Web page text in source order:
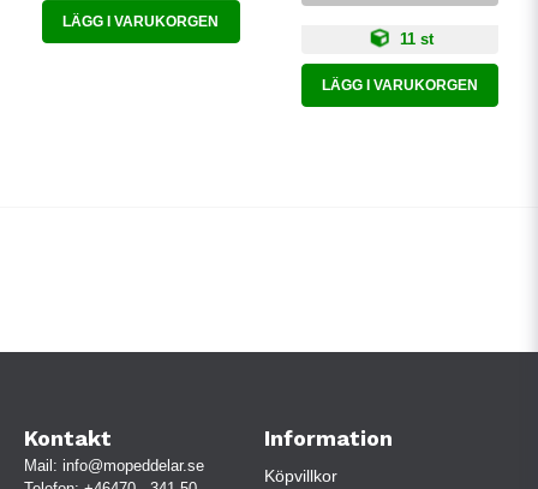
LÄGG I VARUKORGEN
11 st
LÄGG I VARUKORGEN
Kontakt
Mail: info@mopeddelar.se
Information
Köpvillkor